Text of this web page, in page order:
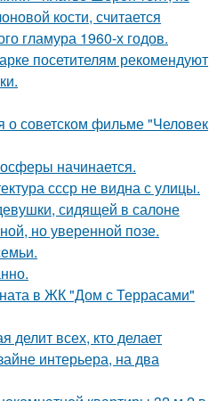
кости, считается
гламура 1960-х годов.
посетителям рекомендуют
советском фильме "Человек
начинается.
ссср не видна с улицы.
сидящей в салоне
но уверенной позе.
в ЖК "Дом с Террасами"
делит всех, кто делает
интерьера, на два